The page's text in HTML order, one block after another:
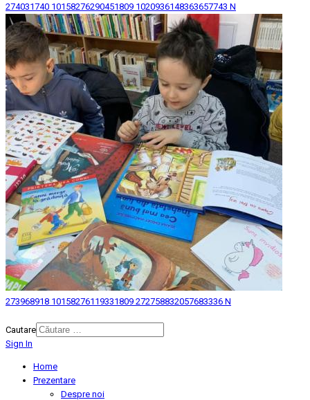
274031740 10158276290451809 1020936148363657743 N
273968918 10158276119331809 272758832057683336 N
Cautare
Sign In
Home
Prezentare
Despre noi